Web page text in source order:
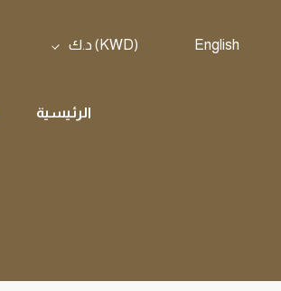
English
(KWD) د.ك
الرئيسية